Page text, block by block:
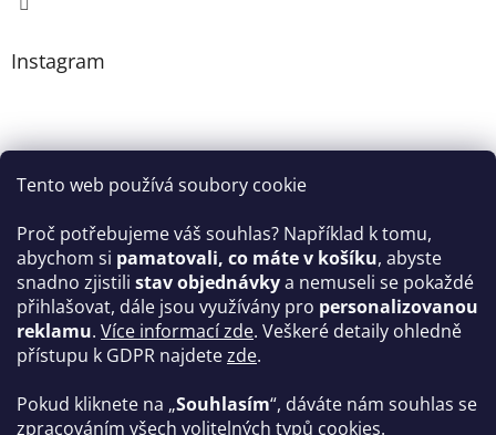
Tento web používá soubory cookie
Proč potřebujeme váš souhlas? Například k tomu,
abychom si pamatovali, co máte v košíku, abyste
snadno zjistili stav objednávkya nemuseli se pokaždé
přihlašovat, dále jsou využívány pro personalizovanou
reklamu. Více informací zde. Veškeré detaily ohledně
přístupu k GDPR najdetezde.
Pokud kliknete na „Souhlasím“, dáváte nám souhlas se
zpracováním všech volitelných typů cookies.
Instagram
Sledovat na Instagramu
Facebook